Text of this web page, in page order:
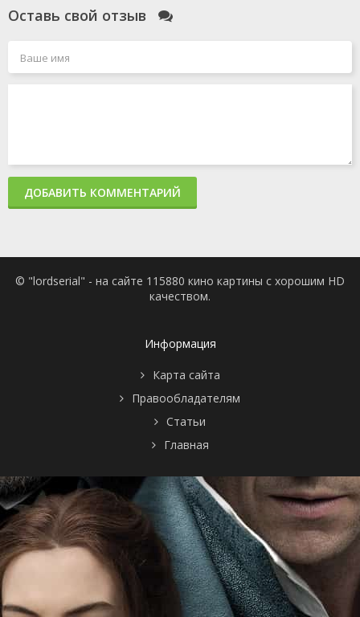
Оставь свой отзыв
ДОБАВИТЬ КОММЕНТАРИЙ
© "lordserial" - на сайте 115880 кино картины с хорошим HD
качеством.
Информация
Карта сайта
Правообладателям
Статьи
Главная